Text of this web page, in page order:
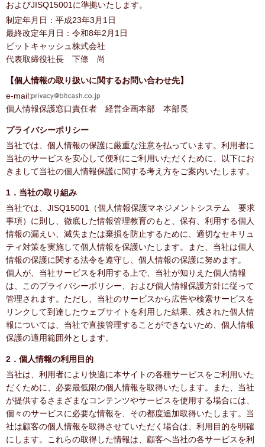
およびJISQ15001に準拠いたします。
制定年月日：平成23年3月1日
最終改定年月日：令和8年2月1日
ビットキャッシュ株式会社
代表取締役社長 下條 尚
【個人情報の取り扱いに関するお問い合わせ先】
e-mail:
個人情報保護窓口責任者 経営企画本部 本部長
プライバシーポリシー
当社では、個人情報の保護に厳重な注意を払っています。利用者に
当社のサービスを安心して便利にご利用いただくために、以下にお
きまして当社の個人情報保護に関する考え方をご案内いたします。
1．当社の取り組み
当社では、JISQ15001（個人情報保護マネジメントシステム 要求
事項）に則し、徹底した情報管理教育のもと、保有、利用する個人
情報の漏えい、滅失または棄損を防止するために、適切なセキリュ
ティ対策を実施して個人情報を保護いたします。また、当社は個人
情報の保護に関する法令を遵守し、個人情報の保護に努めます。
個人が、当社サービスを利用する上で、当社が知りえた個人情報
は、このプライバシーポリシー、および個人情報保護方針に従って
管理されます。ただし、当社のサービスから広告や検索サービスを
リンクして到達したウェブサイトを利用した結果、残された個人情
報については、当社で直接管理することができないため、個人情報
保護の適用範囲外とします。
2．個人情報の利用目的
当社は、利用者により快適に本サイトの各種サービスをご利用いた
だくために、必要最低限の個人情報を取得いたします。また、当社
が提供するさまざまなコンテンツやサービスを使用する場合には、
個々のサービスに必要な情報を、その都度追加取得いたします。当
社は顧客の個人情報を取得させていただく場合は、利用目的を明確
にします。これらの取得した情報は、顧客へ当社の各サービスを利